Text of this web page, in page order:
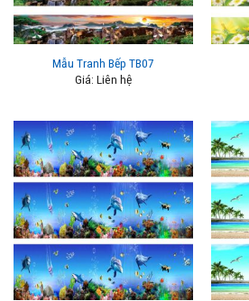
Mẫu Tranh Bếp TB07
Giá: Liên hệ